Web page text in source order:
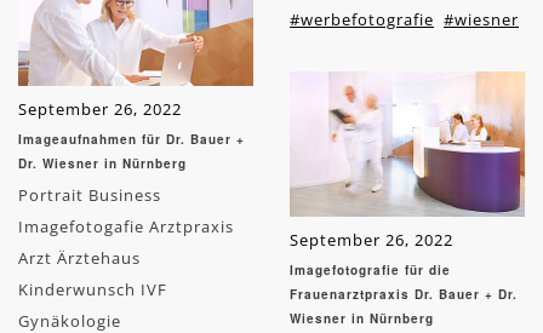
September 26, 2022
Imageaufnahmen für Dr. Bauer +
Dr. Wiesner in Nürnberg
Portrait Business
Imagefotogafie Arztpraxis
Arzt Ärztehaus
Kinderwunsch IVF
Gynäkologie
#werbefotografie #wiesner
September 26, 2022
Imagefotografie für die
Frauenarztpraxis Dr. Bauer + Dr.
Wiesner in Nürnberg